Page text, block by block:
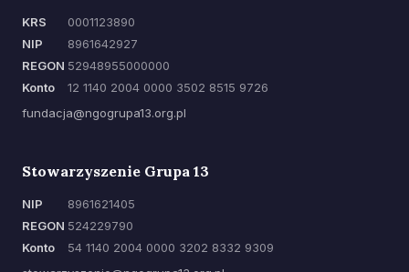
KRS
0001123890
NIP
8961642927
REGON 52948955000000
Konto
12 1140 2004 0000 3502 8515 9726
fundacja@ngogrupa13.org.pl
Stowarzyszenie Grupa 13
NIP
8961621405
REGON 524229790
Konto
54 1140 2004 0000 3202 8332 9309